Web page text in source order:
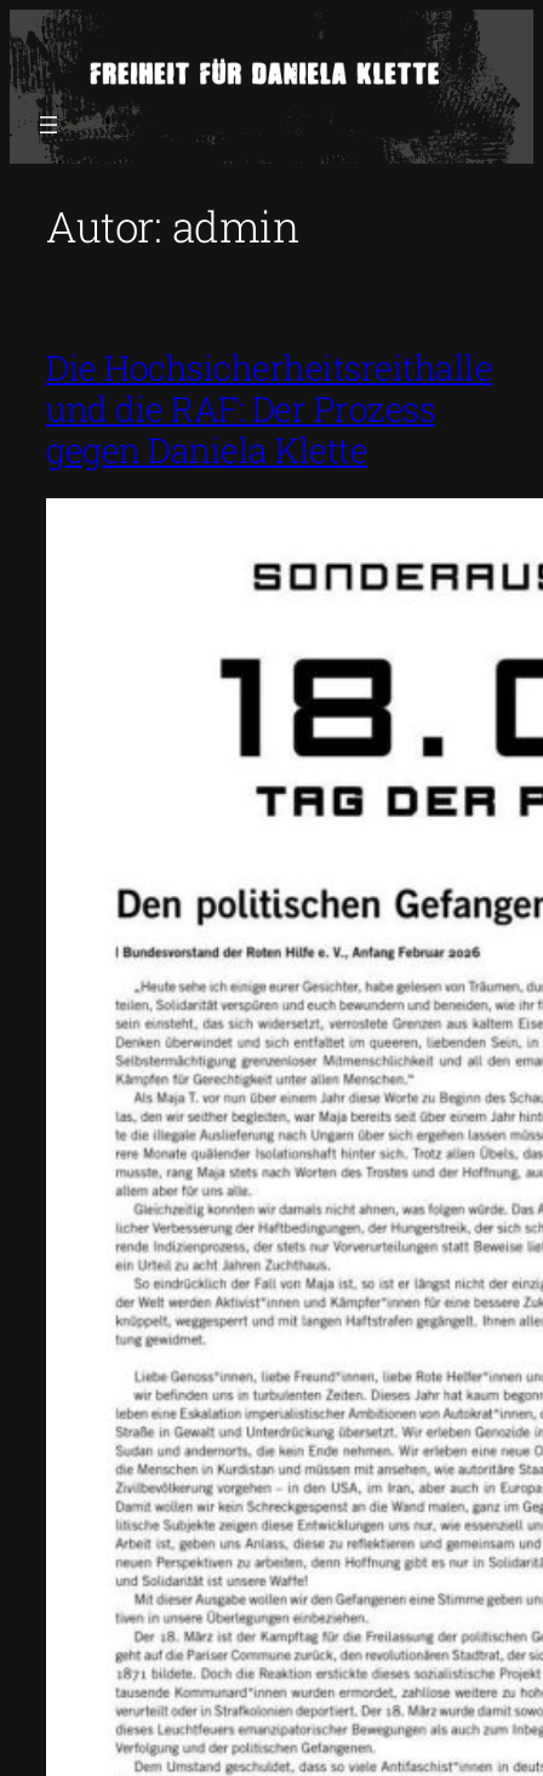
Zum
Inhalt
springen
Autor: admin
Die Hochsicherheitsreithalle
und die RAF: Der Prozess
gegen Daniela Klette